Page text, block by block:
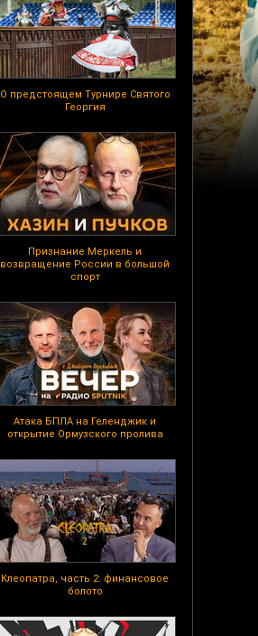
О предстоящем Турнире Святого
Георгия
Признание Меркель и
возвращение России в большой
спорт
Атака БПЛА на Геленджик и
открытие Ормузского пролива
Клеопатра, часть 2: финансовое
болото